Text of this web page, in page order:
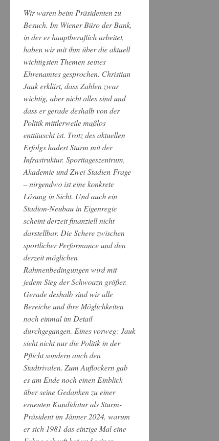
Wir waren beim Präsidenten zu
Besuch. Im Wiener Büro der Bank,
in der er hauptberuflich arbeitet,
haben wir mit ihm über die aktuell
wichtigsten Themen seines
Ehrenamtes gesprochen. Christian
Jauk erklärt, dass Zahlen zwar
wichtig, aber nicht alles sind und
dass er gerade deshalb von der
Politik mittlerweile maßlos
enttäuscht ist. Trotz des aktuellen
Erfolgs hadert Sturm mit der
Infrastruktur. Sporttageszentrum,
Akademie und Zwei-Stadien-Frage
– nirgendwo ist eine konkrete
Lösung in Sicht. Und auch ein
Stadion-Neubau in Eigenregie
scheint derzeit finanziell nicht
darstellbar. Die Schere zwischen
sportlicher Performance und den
derzeit möglichen
Rahmenbedingungen wird mit
jedem Sieg der Schwoazn größer.
Gerade deshalb sind wir alle
Bereiche und ihre Möglichkeiten
noch einmal im Detail
durchgegangen. Eines vorweg: Jauk
sieht nicht nur die Politik in der
Pflicht sondern auch den
Stadtrivalen. Zum Auflockern gab
es am Ende noch einen Einblick
über seine Gedanken zu einer
erneuten Kandidatur als Sturm-
Präsident im Jänner 2024, warum
er sich 1981 das einzige Mal eine